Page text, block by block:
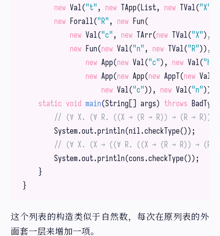
new Val("t", new TApp(List, new TVal("X"
new Forall("R", new Fun(
new Val("c", new TArr(new TVal("X"),
new Fun(new Val("n", new TVal("R")),
new App(new Val("c"), new Val("h"
new App(new App(new AppT(new Val(
new Val("c")), new Val("n"
static void main(String[] args) throws
// (∀ X. (∀ R. ((X → (R → R)) → (R → R))))
        System.out.println(nil.checkType());
// (∀ X. (X → ((∀ R. ((X → (R → R)) → (R
        System.out.println(cons.checkType());
    }
这个列表的构造类似于自然数，每次在原列表的外
面套一层来增加一项。